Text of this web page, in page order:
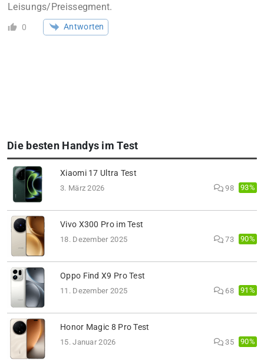
Leisungs/Preissegment.
0 Antworten
Die besten Handys im Test
Xiaomi 17 Ultra Test
3. März 2026 98 93%
Vivo X300 Pro im Test
18. Dezember 2025 73 90%
Oppo Find X9 Pro Test
11. Dezember 2025 68 91%
Honor Magic 8 Pro Test
15. Januar 2026 35 90%